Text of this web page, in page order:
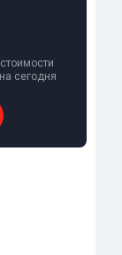
сегодня